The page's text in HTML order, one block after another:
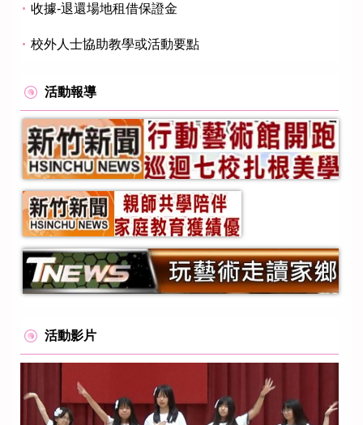
收據-退還場地租借保證金
校外人士協助教學或活動要點
活動報導
活動影片